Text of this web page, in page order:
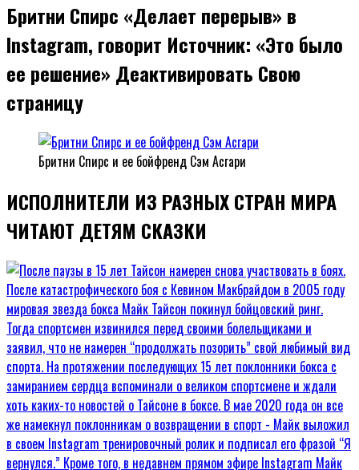
Бритни Спирс «Делает перерыв» в
Instagram, говорит Источник: «Это было
ее решение» Деактивировать Свою
страницу
Бритни Спирс и ее бойфренд Сэм Асгари
ИСПОЛНИТЕЛИ ИЗ РАЗНЫХ СТРАН МИРА
ЧИТАЮТ ДЕТЯМ СКАЗКИ